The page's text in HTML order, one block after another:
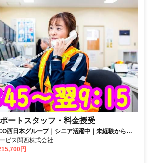
ートスタッフ・料金授受
西日本グループ｜シニア活躍中｜未経験から正
ビス関西株式会社
円